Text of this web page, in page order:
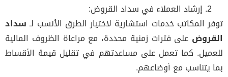
إرشاد العملاء في سداد القروض:
توفر المكاتب خدمات استشارية لاختيار الطرق الأنسب لـسداد
القروض على فترات زمنية محددة، مع مراعاة الظروف المالية
للعميل. كما تعمل على مساعدتهم في تقليل قيمة الأقساط
بما يتناسب مع أوضاعهم.